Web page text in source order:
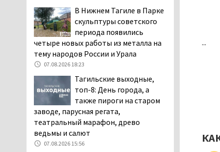
...
заявили, что их дочь в палате
покусала бельевая вошь
06.08.2026 13:02
В Нижнем Тагиле на три
дня запретят
06.08.2026 11:41
«Я уверен, это бельевая
вошь». Родители 10-
летней девочки
пожаловались на кровососущих
паразитов, которые искусали их
В Нижнем Тагиле в Парке
скульптуры советского
периода появились
четыре новых работы из металла на
тему народов России и Урала
07.08.2026 18:23
Тагильские выходные,
топ-8: День города, а
также пироги на старом
заводе, парусная регата,
театральный марафон, древо
ведьмы и салют
07.08.2026 15:56